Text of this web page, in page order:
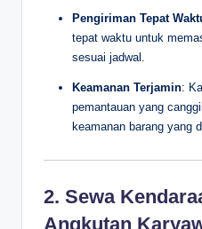
Pengiriman Tepat
tepat waktu untuk
sesuai jadwal.
Keamanan Terjamin:
pemantauan yang
keamanan barang yang
2. Sewa
Angkutan